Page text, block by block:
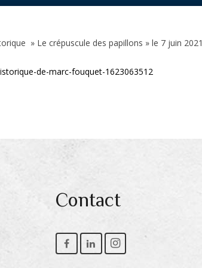
» Le crépuscule des papillons » le 7 juin 2021
de-marc-fouquet-1623063512
Contact